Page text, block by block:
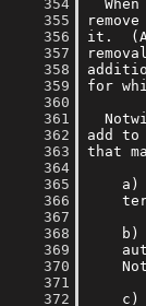
    354
    355
    356
    357
    358
    359
    360
    361
    362
    363
    364
    365
    366
    367
    368
    369
    370
    371
    372